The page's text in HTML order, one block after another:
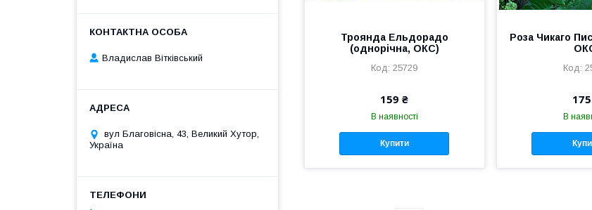
Троянда Ельдорадо
(однорічна, ОКС)
25729
159 ₴
В наявності
Купити
Роза Чикаго
В
Владислав Вітківський
вул Благовісна, 43, Великий Хутор,
Україна